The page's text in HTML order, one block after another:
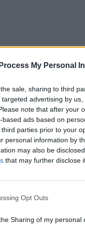
My Personal
sale, sharing to third
advertising by
note that after your
ads based on
parties prior to your
personal information by
may also be
that may further disclose
Opt Outs
Sharing of my personal